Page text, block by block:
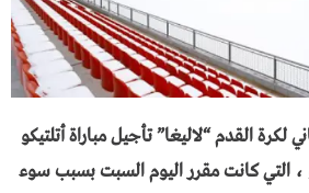
لكرة القدم “لاليغا” تأجيل مباراة أتلتيكو
، التي كانت مقرر اليوم السبت بسبب سوء